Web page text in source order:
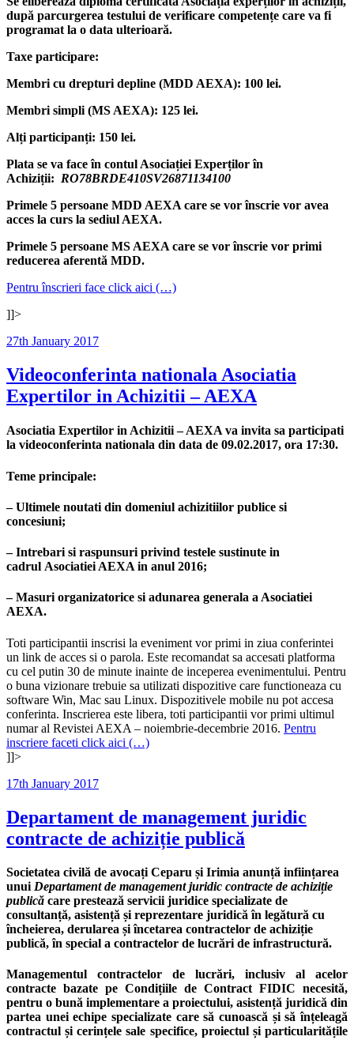
după parcurgerea testului de verificare competențe care va fi
programat la o data ulterioară.
Taxe participare:
Membri cu drepturi depline (MDD AEXA): 100 lei.
Membri simpli (MS AEXA): 125 lei.
Alți participanți: 150 lei.
Plata se va face în contul Asociației Experților în
Achiziții: RO78BRDE410SV26871134100
Primele 5 persoane MDD AEXA care se vor înscrie vor avea
acces la curs la sediul AEXA.
Primele 5 persoane MS AEXA care se vor înscrie vor primi
reducerea aferentă MDD.
Pentru înscrieri face click aici (…)
]]>
Posted
27th January 2017
Videoconferinta nationala Asociatia
Expertilor in Achizitii – AEXA
Asociatia Expertilor in Achizitii – AEXA va invita sa participati
la videoconferinta nationala din data de 09.02.2017, ora 17:30.
Teme principale:
– Ultimele noutati din domeniul achizitiilor publice si
concesiuni;
– Intrebari si raspunsuri privind testele sustinute in
cadrul Asociatiei AEXA in anul 2016;
– Masuri organizatorice si adunarea generala a Asociatiei
AEXA.
Toti participantii inscrisi la eveniment vor primi in ziua conferintei
un link de acces si o parola. Este recomandat sa accesati platforma
cu cel putin 30 de minute inainte de inceperea evenimentului. Pentru
o buna vizionare trebuie sa utilizati dispozitive care functioneaza cu
software Win, Mac sau Linux. Dispozitivele mobile nu pot accesa
conferinta. Inscrierea este libera, toti participantii vor primi ultimul
numar al Revistei AEXA – noiembrie-decembrie 2016. Pentru
inscriere faceti click aici (…)
]]>
Posted
17th January 2017
Departament de management juridic
contracte de achiziție publică
Societatea civilă de avocați Ceparu și Irimia anunță inființarea
unui Departament de management juridic contracte de achiziție
publică care prestează servicii juridice specializate de
consultanță, asistență și reprezentare juridică în legătură cu
încheierea, derularea și încetarea contractelor de achiziție
publică, în special a contractelor de lucrări de infrastructură.
Managementul contractelor de lucrări, inclusiv al acelor
contracte bazate pe Condițiile de Contract FIDIC necesită,
pentru o bună implementare a proiectului, asistență juridică din
partea unei echipe specializate care să cunoască și să înțeleagă
contractul și cerințele sale specifice, proiectul și particularitățile